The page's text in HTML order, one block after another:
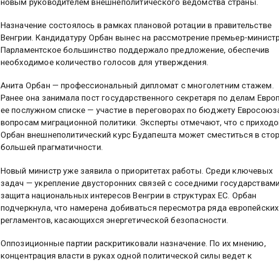
новым руководителем внешнеполитического ведомства страны.
Назначение состоялось в рамках плановой ротации в правительстве
Венгрии. Кандидатуру Орбан вынес на рассмотрение премьер-
Парламентское большинство поддержало предложение, обеспечив
необходимое количество голосов для утверждения.
Анита Орбан — профессиональный дипломат с многолетним стажем.
Ранее она занимала пост государственного секретаря по делам
ее послужном списке — участие в переговорах по бюджету
вопросам миграционной политики. Эксперты отмечают, что с
Орбан внешнеполитический курс Будапешта может сместиться в
большей прагматичности.
Новый министр уже заявила о приоритетах работы. Среди ключевых
задач — укрепление двусторонних связей с соседними
защита национальных интересов Венгрии в структурах ЕС. Орбан
подчеркнула, что намерена добиваться пересмотра ряда европейских
регламентов, касающихся энергетической безопасности.
Оппозиционные партии раскритиковали назначение. По их мнению,
концентрация власти в руках одной политической силы ведет к